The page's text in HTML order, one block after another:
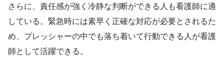
さらに、責任感が強く冷静な判断ができる人も看護師に適
している。緊急時には素早く正確な対応が必要とされるた
め、プレッシャーの中でも落ち着いて行動できる人が看護
師として活躍できる。